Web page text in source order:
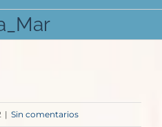
| Sin comentarios